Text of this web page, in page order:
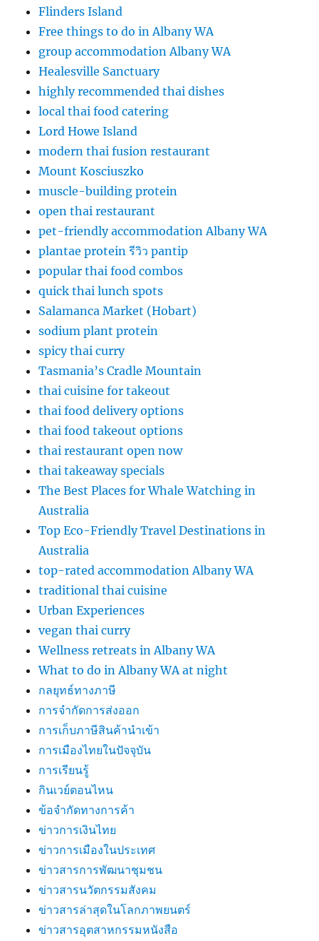
Flinders Island
Free things to do in Albany WA
group accommodation Albany WA
Healesville Sanctuary
highly recommended thai dishes
local thai food catering
Lord Howe Island
modern thai fusion restaurant
Mount Kosciuszko
muscle-building protein
open thai restaurant
pet-friendly accommodation Albany WA
plantae protein รีวิว pantip
popular thai food combos
quick thai lunch spots
Salamanca Market (Hobart)
sodium plant protein
spicy thai curry
Tasmania’s Cradle Mountain
thai cuisine for takeout
thai food delivery options
thai food takeout options
thai restaurant open now
thai takeaway specials
The Best Places for Whale Watching in
Australia
Top Eco-Friendly Travel Destinations in
Australia
top-rated accommodation Albany WA
traditional thai cuisine
Urban Experiences
vegan thai curry
Wellness retreats in Albany WA
What to do in Albany WA at night
กลยุทธ์ทางภาษี
การจำกัดการส่งออก
การเก็บภาษีสินค้านำเข้า
การเมืองไทยในปัจจุบัน
การเรียนรู้
กินเวย์ตอนไหน
ข้อจำกัดทางการค้า
ข่าวการเงินไทย
ข่าวการเมืองในประเทศ
ข่าวสารการพัฒนาชุมชน
ข่าวสารนวัตกรรมสังคม
ข่าวสารล่าสุดในโลกภาพยนตร์
ข่าวสารอุตสาหกรรมหนังสือ